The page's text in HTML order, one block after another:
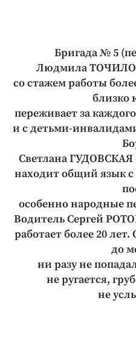
Бригада № 5
Людмила
со стажем работы
близко
переживает за
и с детьми-
Светлана
находит общий язык
особенно народные
Водитель Сергей
работает более 20
до
ни разу не
не ругается,
не